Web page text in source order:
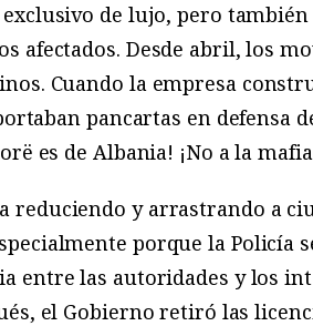
de lujo, pero
afectados. Desde abril, los
Cuando la empresa
pancartas en defensa
es de Albania! ¡No a la
reduciendo y arrastrando a
porque la Policía
entre las autoridades y los
el Gobierno retiró las